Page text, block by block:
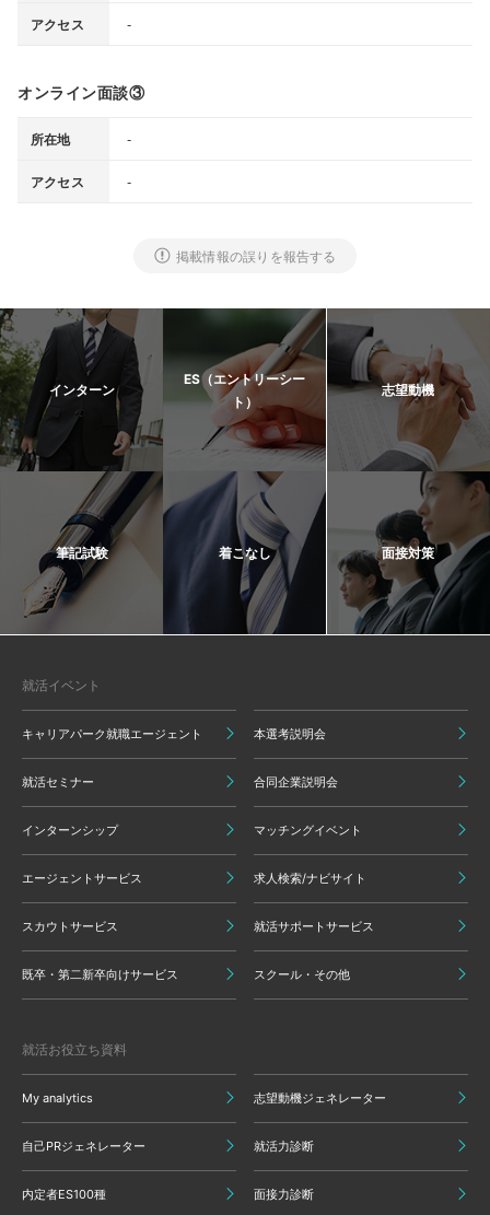
アクセス -
オンライン面談③
所在地 -
アクセス -
掲載情報の誤りを報告する
インターン
ES（エントリーシー
ト）
志望動機
筆記試験 着こなし 面接対策
就活イベント
キャリアパーク就職エージェント 本選考説明会
就活セミナー 合同企業説明会
インターンシップ マッチングイベント
エージェントサービス 求人検索/ナビサイト
スカウトサービス 就活サポートサービス
既卒・第二新卒向けサービス スクール・その他
就活お役立ち資料
My analytics 志望動機ジェネレーター
自己PRジェネレーター 就活力診断
内定者ES100種 面接力診断